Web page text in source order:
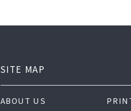
SITE MAP
ABOUT US